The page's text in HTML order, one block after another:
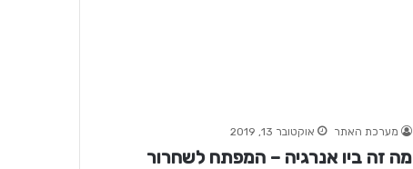
מערכת האתר אוקטובר 13, 2019
מה זה ביו אנרגיה – המפתח לשחרור